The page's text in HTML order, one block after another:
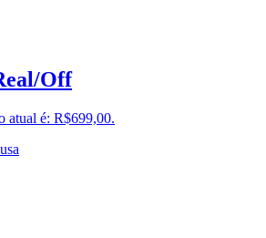
Off
atual é: R$699,00.